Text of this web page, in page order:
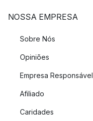
NOSSA EMPRESA
Sobre Nós
Opiniões
Empresa Responsável
Afiliado
Caridades